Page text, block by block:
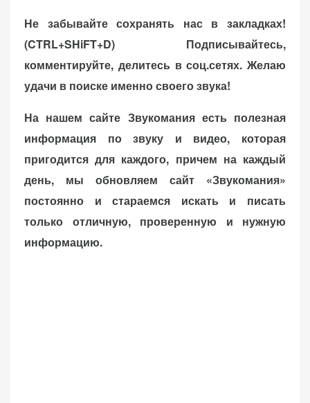
Не забывайте сохранять нас в закладках!
(CTRL+SHiFT+D)
Подписывайтесь,
комментируйте, делитесь в соц.сетях. Желаю
удачи в поиске именно своего звука!
На нашем сайте Звукомания есть полезная
информация по звуку и видео, которая
пригодится для каждого, причем на каждый
день, мы обновляем сайт «Звукомания»
постоянно и стараемся искать и писать
только отличную, проверенную и нужную
информацию.